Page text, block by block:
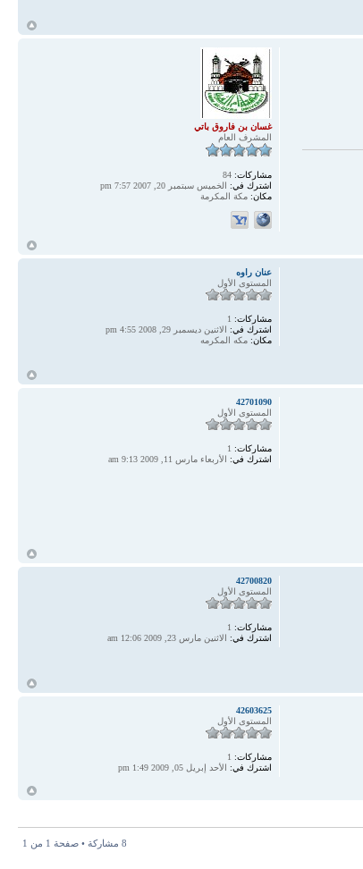
غسان بن فاروق باتي
المشرف العام
مشاركات:
اشترك في: الخميس سبتمبر 20, 2007 7:57 pm
مكان: مكة المكرمة
عنان راوه
المستوى الأول
مشاركات:
اشترك في: الاثنين ديسمبر 29, 2008 4:55 pm
مكان: مكه المكرمه
42701090
المستوى الأول
مشاركات:
اشترك في: الأربعاء مارس 11, 2009 9:13 am
42700820
المستوى الأول
مشاركات:
اشترك في: الاثنين مارس 23, 2009 12:06 am
42603625
المستوى الأول
مشاركات:
اشترك في: الأحد إبريل 05, 2009 1:49 pm
8 مشاركة • صفحة 1 من 1